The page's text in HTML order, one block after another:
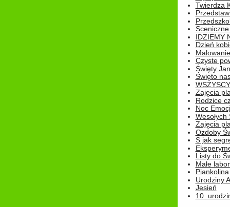
Twierdza
IDZIEMY
Dzień
Czyste
Święty
Święto
Zajęcia
Rodzice
Noc
Wesołych
Zajęcia
Ozdoby
S jak
Listy do
Małe
Piankolina
Urodziny
Jesień
10.